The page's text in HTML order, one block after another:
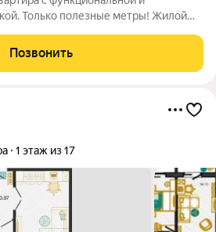
Только полезные метры! Жилой
Рядом лес, пруд и городской парк
близости
Позвонить
1 этаж из 17